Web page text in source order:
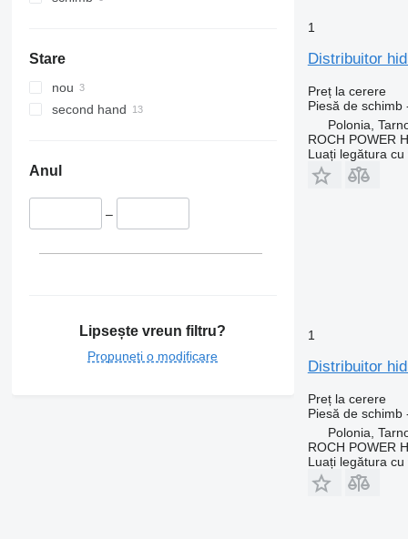
Vito
TRM
VNL
Stare
nou
second hand
Anul
–
Lipsește vreun filtru?
Propuneți o modificare
1
Distribuitor
Preț la cerere
Piesă de schimb
Polonia,
ROCH POWER
Luați legătura
1
Distribuitor
Preț la cerere
Piesă de schimb
Polonia,
ROCH POWER
Luați legătura